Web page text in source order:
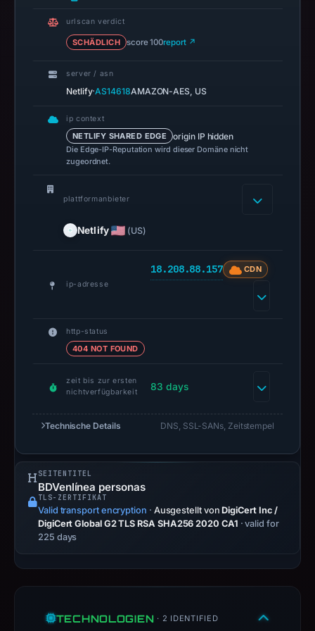
no
14,
2026
URLScan
domain
2026
01:46
missing
do
not
establish
Context:
registrar
IP
urlscan verdict
SCHÄDLICH score 100report ↗
server / asn
Netlify·AS14618AMAZON-AES, US
ip context
NETLIFY SHARED EDGE origin IP hidden
Die Edge-IP-Reputation wird dieser Domäne nicht
zugeordnet.
plattformanbieter
Netlify (US)
ip-adresse
18.208.88.157 CDN
http-status
404 NOT FOUND
zeit bis zur ersten
nichtverfügbarkeit
83 days
Technische Details DNS, SSL-SANs, Zeitstempel
SEITENTITEL
BDVenlínea personas
TLS-ZERTIFIKAT
Valid transport encryption · Ausgestellt vonDigiCert Inc /
DigiCert Global G2 TLS RSA SHA256 2020 CA1 · valid for
225 days
TECHNOLOGIEN · 2 IDENTIFIED